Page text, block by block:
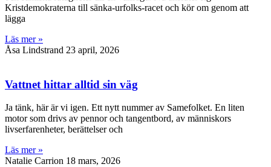
Kristdemokraterna till sänka-urfolks-racet och kör om genom att
lägga
Läs mer »
Åsa Lindstrand 23 april, 2026
Vattnet hittar alltid sin väg
Ja tänk, här är vi igen. Ett nytt nummer av Samefolket. En liten
motor som drivs av pennor och tangentbord, av människors
livserfarenheter, berättelser och
Läs mer »
Natalie Carrion 18 mars, 2026